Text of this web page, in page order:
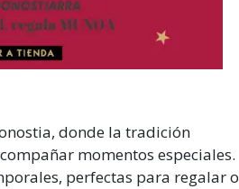
donde la tradición
momentos especiales.
perfectas para regalar o